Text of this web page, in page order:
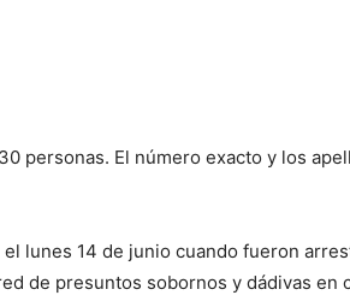
personas. El número exacto y los
lunes 14 de junio cuando fueron
de presuntos sobornos y dádivas en